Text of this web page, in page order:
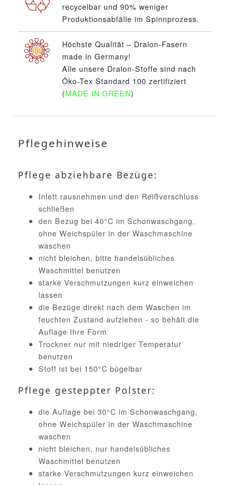
recycelbar und 90% weniger
Produktionsabfälle im Spinnprozess.
Höchste Qualität – Dralon-Fasern
made in Germany!
Alle unsere Dralon-Stoffe sind nach
Öko-Tex Standard 100 zertifiziert
(MADE IN GREEN)
Pflegehinweise
Pflege abziehbare Bezüge:
Inlett rausnehmen und den Reißverschluss
schließen
den Bezug bei 40°C im Schonwaschgang,
ohne Weichspüler in der Waschmaschine
waschen
nicht bleichen, bitte handelsübliches
Waschmittel benutzen
starke Verschmutzungen kurz einweichen
lassen
die Bezüge direkt nach dem Waschen im
feuchten Zustand aufziehen - so behält die
Auflage Ihre Form
Trockner nur mit niedriger Temperatur
benutzen
Stoff ist bei 150°C bügelbar
Pflege gesteppter Polster:
die Auflage bei 30°C im Schonwaschgang,
ohne Weichspüler in der Waschmaschine
waschen
nicht bleichen, nur handelsübliches
Waschmittel benutzen
starke Verschmutzungen kurz einweichen